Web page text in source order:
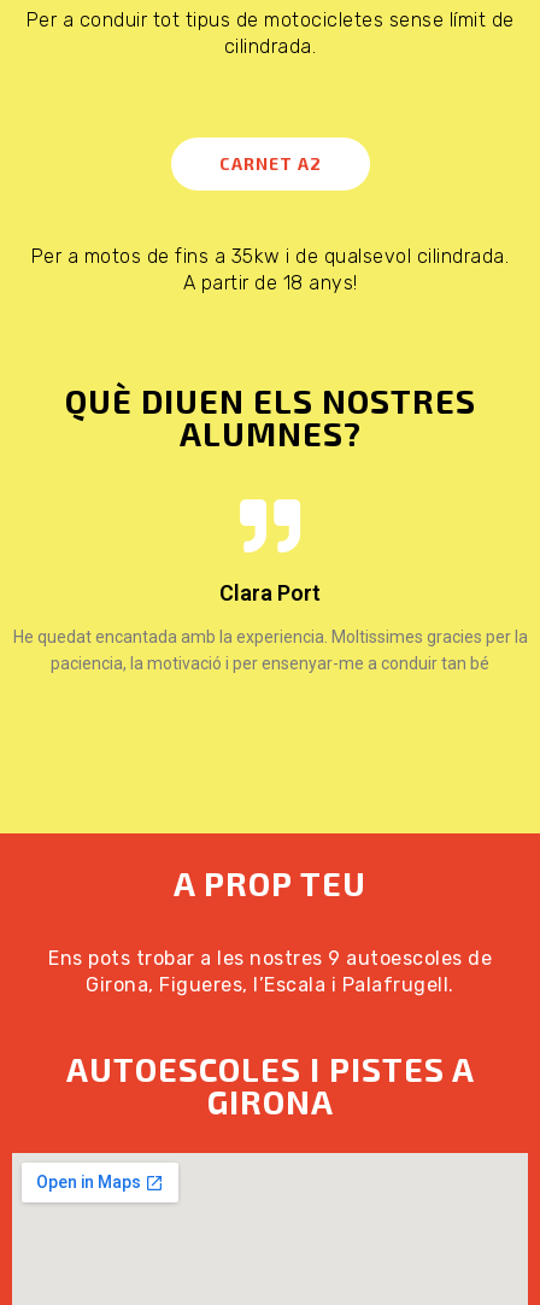
Per a conduir tot tipus de motocicletes sense límit de
cilindrada.
CARNET A2
Per a motos de fins a 35kw i de qualsevol cilindrada.
A partir de 18 anys!
QUÈ DIUEN ELS NOSTRES
ALUMNES?
Clara Port
He quedat encantada amb la experiencia. Moltissimes gracies per la
paciencia, la motivació i per ensenyar-me a conduir tan bé
A PROP TEU
Ens pots trobar a les nostres 9 autoescoles de
Girona, Figueres, l’Escala i Palafrugell.
AUTOESCOLES I PISTES A
GIRONA